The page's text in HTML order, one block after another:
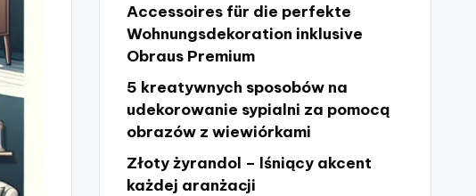
Accessoires für die perfekte
Wohnungsdekoration inklusive
Obraus Premium
5 kreatywnych sposobów na
udekorowanie sypialni za pomocą
obrazów z wiewiórkami
Złoty żyrandol – lśniący akcent
każdej aranżacji